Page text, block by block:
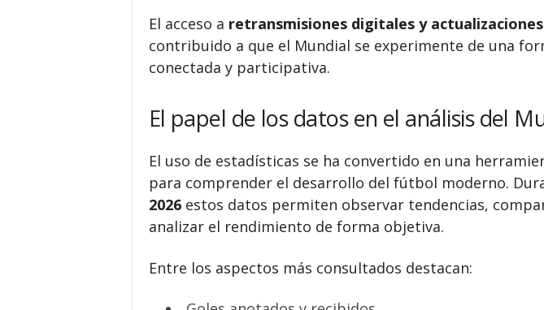
El acceso a retransmisiones digitales y
contribuido a que el Mundial se experimente de una
conectada y participativa.
El papel de los datos en el análisis del
El uso de estadísticas se ha convertido en una
para comprender el desarrollo del fútbol moderno.
2026estos datos permiten observar tendencias,
analizar el rendimiento de forma objetiva.
Entre los aspectos más consultados destacan: